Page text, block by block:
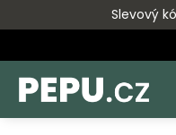
Slevový